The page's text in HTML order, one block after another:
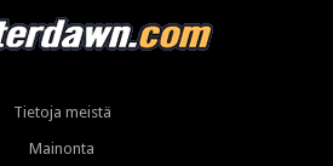
Tietoja meistä
Mainonta